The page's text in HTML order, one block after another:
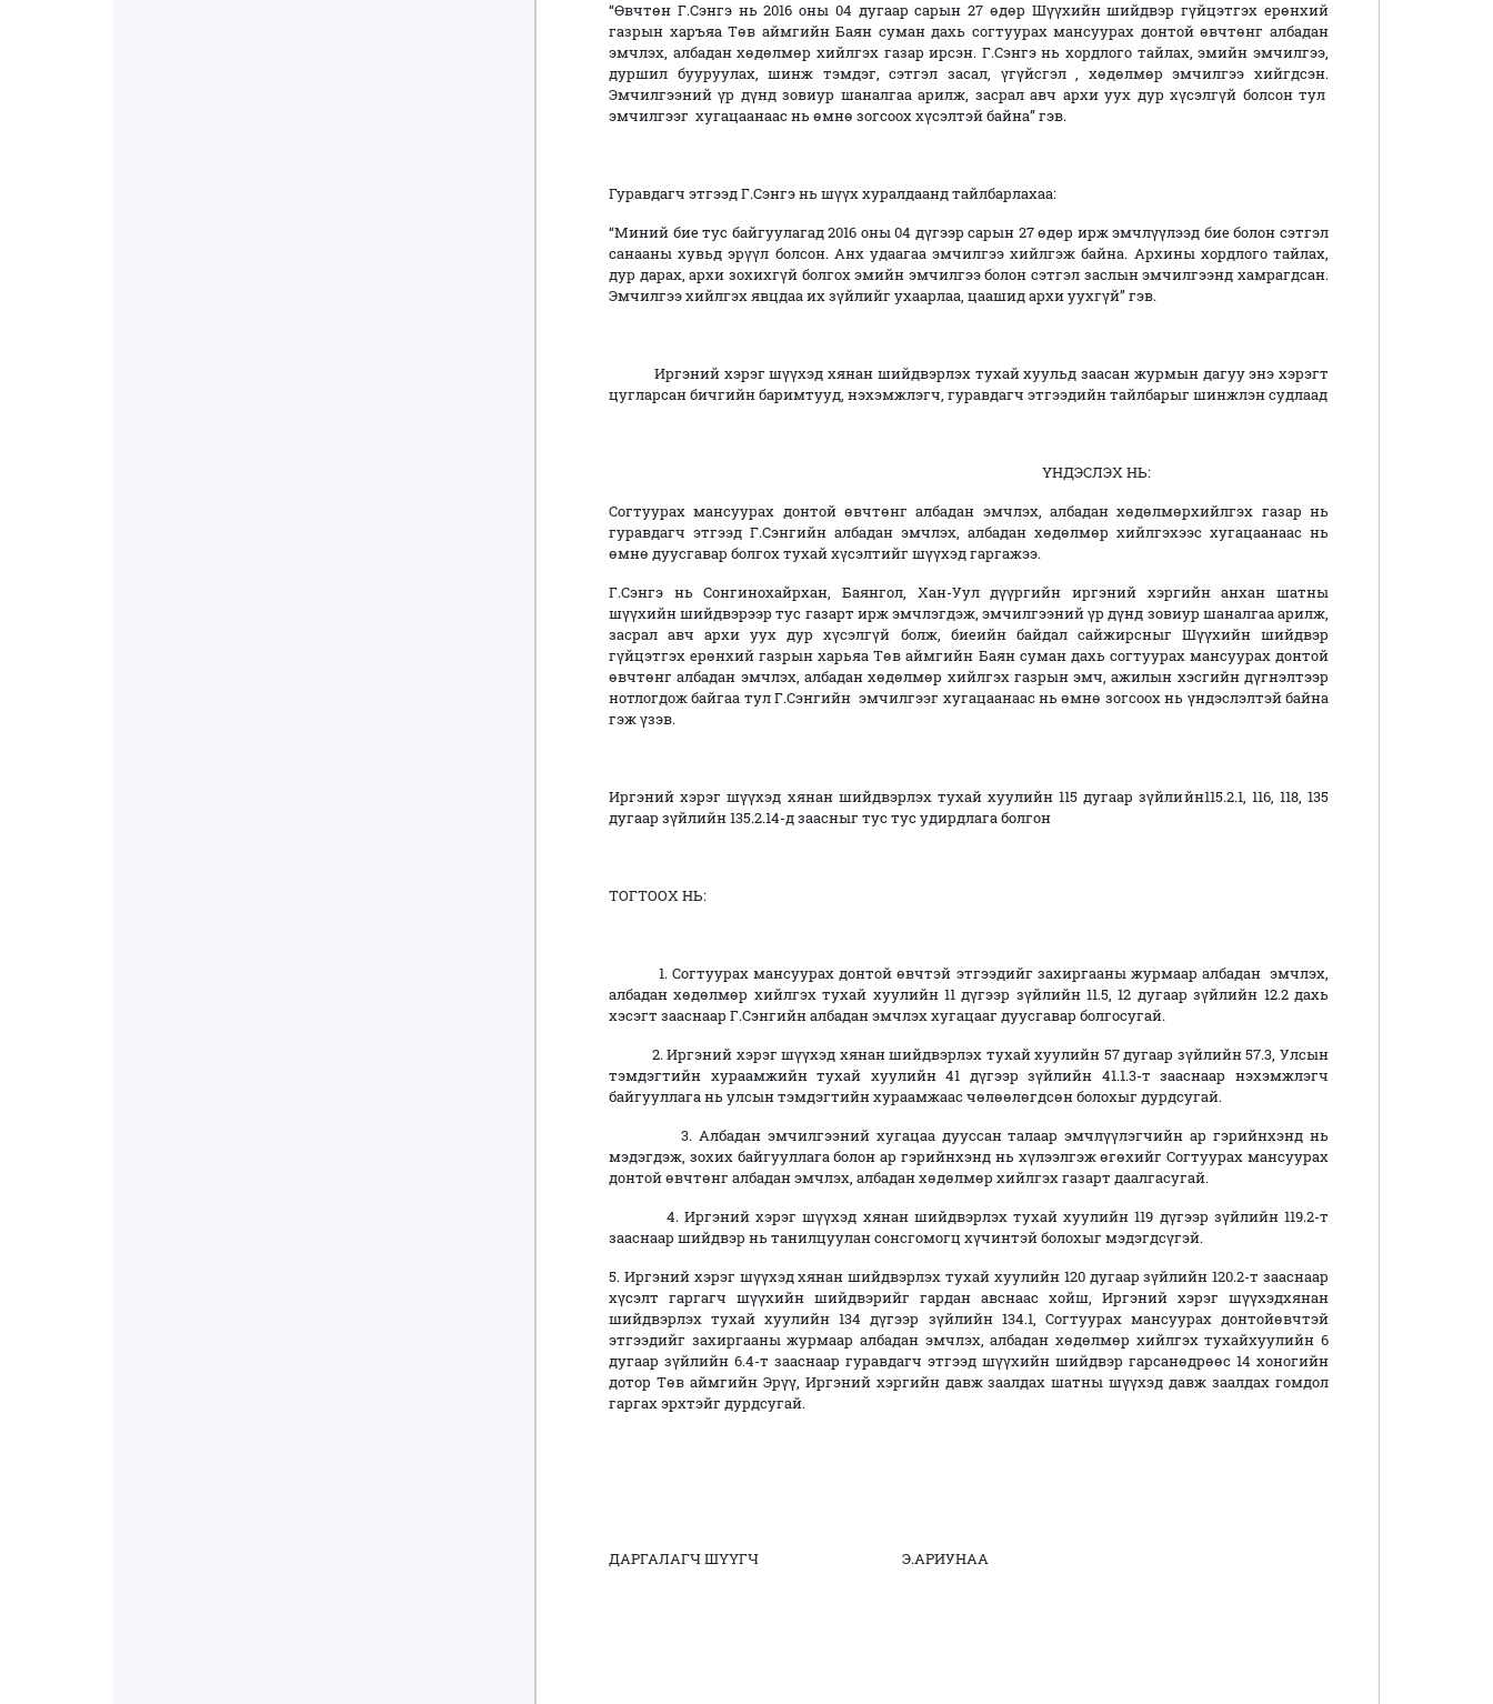
“Өвчтөн Г.Сэнгэ нь 2016 оны 04 дугаар сарын 27 өдөр Шүүхийн шийдвэр гүйцэтгэх ерөнхий
газрын харъяа Төв аймгийн Баян суман дахь согтуурах мансуурах донтой өвчтөнг албадан
эмчлэх, албадан хөдөлмөр хийлгэх газар ирсэн. Г.Сэнгэ нь хордлого тайлах, эмийн эмчилгээ,
дуршил бууруулах, шинж тэмдэг, сэтгэл засал, үгүйсгэл , хөдөлмөр эмчилгээ хийгдсэн.
Эмчилгээний үр дүнд зовиур шаналгаа арилж, засрал авч архи уух дур хүсэлгүй болсон тул
эмчилгээг хугацаанаас нь өмнө зогсоох хүсэлтэй байна” гэв.
Гуравдагч этгээд Г.Сэнгэ нь шүүх хуралдаанд тайлбарлахаа:
“Миний бие тус байгуулагад 2016 оны 04 дүгээр сарын 27 өдөр ирж эмчлүүлээд бие болон сэтгэл
санааны хувьд эрүүл болсон. Анх удаагаа эмчилгээ хийлгэж байна. Архины хордлого тайлах,
дур дарах, архи зохихгүй болгох эмийн эмчилгээ болон сэтгэл заслын эмчилгээнд хамрагдсан.
Эмчилгээ хийлгэх явцдаа их зүйлийг ухаарлаа, цаашид архи уухгүй” гэв.
Иргэний хэрэг шүүхэд хянан шийдвэрлэх тухай хуульд заасан журмын дагуу энэ хэрэгт
цугларсан бичгийн баримтууд, нэхэмжлэгч, гуравдагч этгээдийн тайлбарыг шинжлэн судлаад
ҮНДЭСЛЭХ НЬ:
Согтуурах мансуурах донтой өвчтөнг албадан эмчлэх, албадан хөдөлмөрхийлгэх газар нь
гуравдагч этгээд Г.Сэнгийн албадан эмчлэх, албадан хөдөлмөр хийлгэхээс хугацаанаас нь
өмнө дуусгавар болгох тухай хүсэлтийг шүүхэд гаргажээ.
Г.Сэнгэ нь Сонгинохайрхан, Баянгол, Хан-Уул дүүргийн иргэний хэргийн анхан шатны
шүүхийн шийдвэрээр тус газарт ирж эмчлэгдэж, эмчилгээний үр дүнд зовиур шаналгаа арилж,
засрал авч архи уух дур хүсэлгүй болж, биеийн байдал сайжирсныг Шүүхийн шийдвэр
гүйцэтгэх ерөнхий газрын харьяа Төв аймгийн Баян суман дахь согтуурах мансуурах донтой
өвчтөнг албадан эмчлэх, албадан хөдөлмөр хийлгэх газрын эмч, ажилын хэсгийн дүгнэлтээр
нотлогдож байгаа тул Г.Сэнгийн эмчилгээг хугацаанаас нь өмнө зогсоох нь үндэслэлтэй байна
гэж үзэв.
Иргэний хэрэг шүүхэд хянан шийдвэрлэх тухай хуулийн 115 дугаар зүйлийн115.2.1, 116, 118, 135
дугаар зүйлийн 135.2.14-д заасныг тус тус удирдлага болгон
ТОГТООХ НЬ:
1. Согтуурах мансуурах донтой өвчтэй этгээдийг захиргааны журмаар албадан эмчлэх,
албадан хөдөлмөр хийлгэх тухай хуулийн 11 дүгээр зүйлийн 11.5, 12 дугаар зүйлийн 12.2 дахь
хэсэгт зааснаар Г.Сэнгийн албадан эмчлэх хугацааг дуусгавар болгосугай.
2. Иргэний хэрэг шүүхэд хянан шийдвэрлэх тухай хуулийн 57 дугаар зүйлийн 57.3, Улсын
тэмдэгтийн хураамжийн тухай хуулийн 41 дүгээр зүйлийн 41.1.3-т зааснаар нэхэмжлэгч
байгууллага нь улсын тэмдэгтийн хураамжаас чөлөөлөгдсөн болохыг дурдсугай.
3. Албадан эмчилгээний хугацаа дууссан талаар эмчлүүлэгчийн ар гэрийнхэнд нь
мэдэгдэж, зохих байгууллага болон ар гэрийнхэнд нь хүлээлгэж өгөхийг Согтуурах мансуурах
донтой өвчтөнг албадан эмчлэх, албадан хөдөлмөр хийлгэх газарт даалгасугай.
4. Иргэний хэрэг шүүхэд хянан шийдвэрлэх тухай хуулийн 119 дүгээр зүйлийн 119.2-т
зааснаар шийдвэр нь танилцуулан сонсгомогц хүчинтэй болохыг мэдэгдсүгэй.
5. Иргэний хэрэг шүүхэд хянан шийдвэрлэх тухай хуулийн 120 дугаар зүйлийн 120.2-т зааснаар
хүсэлт гаргагч шүүхийн шийдвэрийг гардан авснаас хойш, Иргэний хэрэг шүүхэдхянан
шийдвэрлэх тухай хуулийн 134 дүгээр зүйлийн 134.1, Согтуурах мансуурах донтойөвчтэй
этгээдийг захиргааны журмаар албадан эмчлэх, албадан хөдөлмөр хийлгэх тухайхуулийн 6
дугаар зүйлийн 6.4-т зааснаар гуравдагч этгээд шүүхийн шийдвэр гарсанөдрөөс 14 хоногийн
дотор Төв аймгийн Эрүү, Иргэний хэргийн давж заалдах шатны шүүхэд давж заалдах гомдол
гаргах эрхтэйг дурдсугай.
ДАРГАЛАГЧ ШҮҮГЧ Э.АРИУНАА